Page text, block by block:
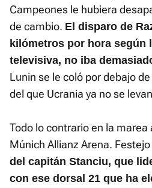
Campeones le hubiera
de cambio. El disparo de
kilómetros por hora según
televisiva, no iba
Lunin se le coló por debajo
del que Ucrania ya no se
Todo lo contrario en la
Múnich Allianz Arena.
del capitán Stanciu, que
con ese dorsal 21 que ha